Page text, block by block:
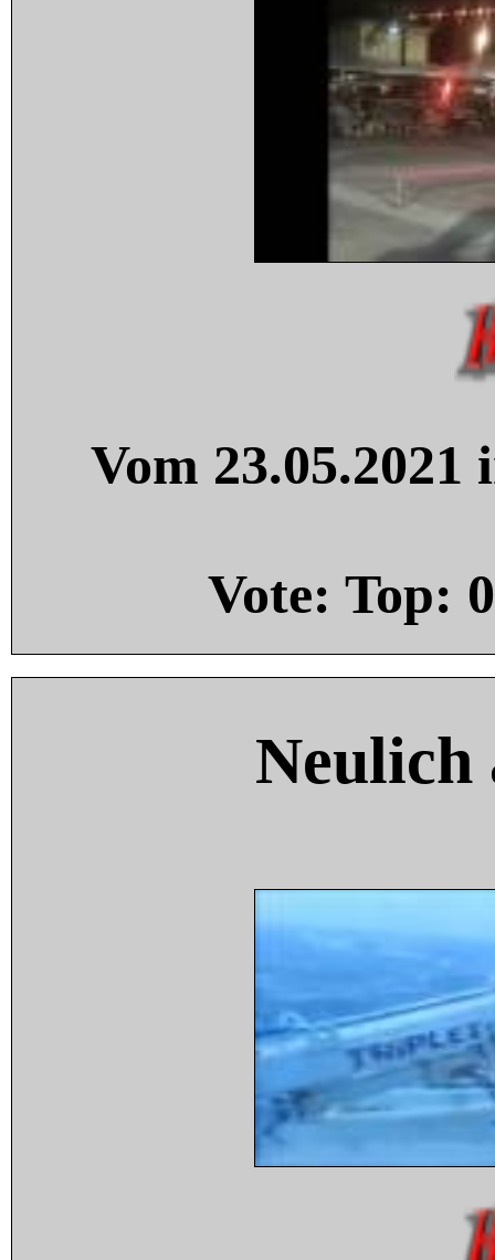
Vom
Vote: Top: 0
Neulich